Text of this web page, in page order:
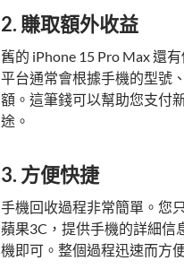
2. 賺取額外收益
舊的 iPhone 15 Pro Max 還
平台通常會根據手機的型號
額。這筆錢可以幫助您支付
途。
3. 方便快捷
手機回收過程非常簡單。您
蘋果3C，提供手機的詳細信
機即可。整個過程迅速而方